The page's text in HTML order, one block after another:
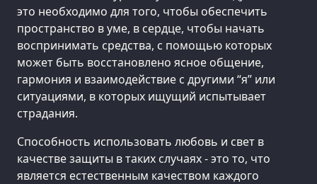
это необходимо для того, чтобы обеспечить
пространство в уме, в сердце, чтобы начать
воспринимать средства, с помощью которых
может быть восстановлено ясное общение,
гармония и взаимодействие с другими “я” или
ситуациями, в которых ищущий испытывает
страдания.
Способность использовать любовь и свет в
качестве защиты в таких случаях - это то, что
является естественным качеством каждого